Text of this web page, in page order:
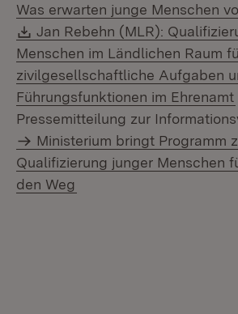
Was erwarten junge Menschen
Download:
Jan Rebehn (MLR):
Menschen im Ländlichen Raum
zivilgesellschaftliche Aufgaben
Führungsfunktionen im Ehrenamt
Pressemitteilung zur
Ministerium bringt Programm
Qualifizierung junger Menschen
den Weg